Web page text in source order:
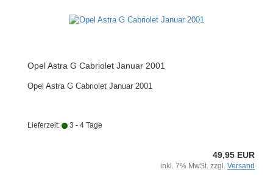
Opel Astra G Cabriolet Januar 2001
Opel Astra G Cabriolet Januar 2001
Lieferzeit: 3 - 4 Tage
49,95 EUR
inkl. 7% MwSt. zzgl. Versand